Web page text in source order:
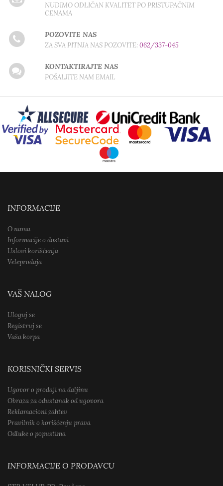
NUDIMO ODLIČAN KVALITET PO PRISTUPAČNIM
CENAMA
POZOVITE NAS
ZA SVA PITNJA NAS POZOVITE:062/337-045
KONTAKTIRAJTE NAS
POŠALJITE NAM EMAIL
INFORMACIJE
O nama
Informacije o dostavi
Uslovi korišćenja
Veleprodaja
VAŠ NALOG
Uloguj se
Registruj se
Vaša korpa
KORISNIČKI SERVIS
Ugovor o prodaji na daljinu
Obraza za odustanak od ugovora
Reklamacioni zahtev
Pravilnik o korišćenju prava
Odluke o popustima
INFORMACIJE O PRODAVCU